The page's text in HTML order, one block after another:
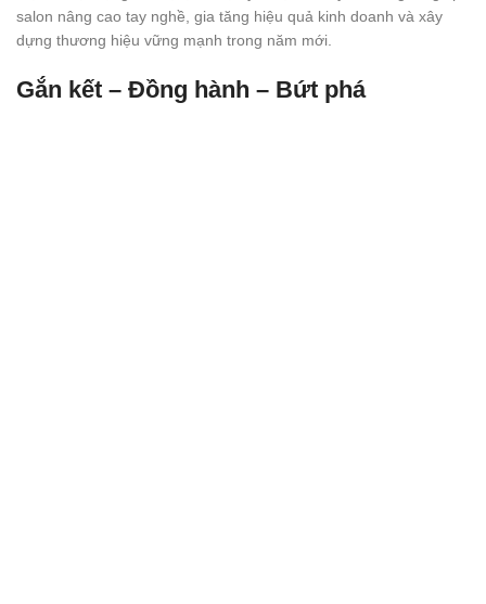
salon nâng cao tay nghề, gia tăng hiệu quả kinh doanh và xây
dựng thương hiệu vững mạnh trong năm mới.
Gắn kết – Đồng hành – Bứt phá